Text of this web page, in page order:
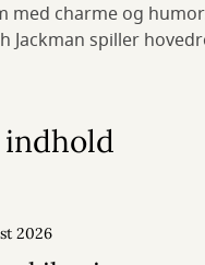
med charme og
Jackman spiller
2026